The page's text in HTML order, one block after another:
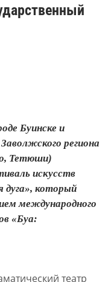
Буинске и
региона
Тетюши)
искусств
дуга», который
международного
«Буа: